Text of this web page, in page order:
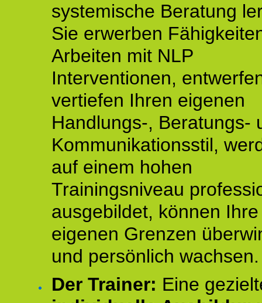
systemische Beratung
Sie erwerben
Arbeiten mit NLP
Interventionen,
vertiefen Ihren eigenen
Handlungs-, Beratungs-
Kommunikationsstil,
auf einem hohen
Trainingsniveau
ausgebildet, können Ihre
eigenen Grenzen
und persönlich wachsen.
Der Trainer: Eine